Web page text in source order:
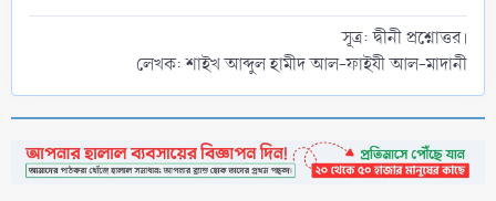
সূত্র: দ্বীনী প্রশ্নোত্তর।
লেখক: শাইখ আব্দুল হামীদ আল-ফাইযী আল-মাদানী​